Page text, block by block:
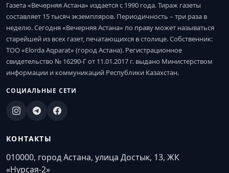
Газета «Вечерняя Астана» издается с 1990 года. Тираж газеты
составляет 15 тысяч экземпляров. Периодичность – три раза в
неделю. Сегодня «Вечерняя Астана» по праву может называться
старейшей из всех газет, печатающихся в столице. Собственник:
ТОО «Elorda Aqparat» (город Астана). Регистрационное
свидетельство № 16290-Г от 11.01.2017 г. выдано Министерством
информации и коммуникаций Республики Казахстан.
СОЦИАЛЬНЫЕ СЕТИ
КОНТАКТЫ
010000, город Астана, улица Достык, 13, ЖК
«Нурсая-2»